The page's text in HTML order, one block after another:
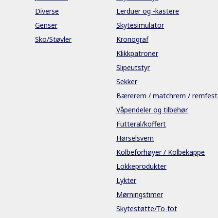
Diverse
Genser
Sko/Støvler
Lerduer og -kastere
Skytesimulator
Kronograf
Klikkpatroner
Slipeutstyr
Sekker
Bærerem / matchrem /
Våpendeler og tilbehør
Futteral/koffert
Hørselsvern
Kolbeforhøyer / Kolbekappe
Lokkeprodukter
Lykter
Mørningstimer
Skytestøtte/To-fot